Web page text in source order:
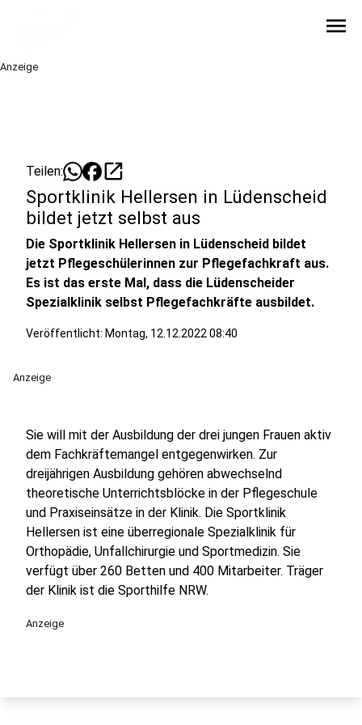
menu
Anzeige
Teilen: open_in_new
Sportklinik Hellersen in Lüdenscheid
bildet jetzt selbst aus
Die Sportklinik Hellersen in Lüdenscheid bildet
jetzt Pflegeschülerinnen zur Pflegefachkraft aus.
Es ist das erste Mal, dass die Lüdenscheider
Spezialklinik selbst Pflegefachkräfte ausbildet.
Veröffentlicht: Montag, 12.12.2022 08:40
Anzeige
Sie will mit der Ausbildung der drei jungen Frauen aktiv
dem Fachkräftemangel entgegenwirken. Zur
dreijährigen Ausbildung gehören abwechselnd
theoretische Unterrichtsblöcke in der Pflegeschule
und Praxiseinsätze in der Klinik. Die Sportklinik
Hellersen ist eine überregionale Spezialklinik für
Orthopädie, Unfallchirurgie und Sportmedizin. Sie
verfügt über 260 Betten und 400 Mitarbeiter. Träger
der Klinik ist die Sporthilfe NRW.
Anzeige